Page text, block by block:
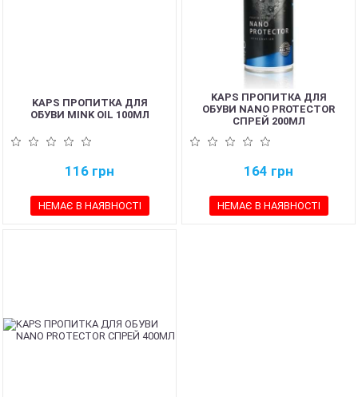
KAPS ПРОПИТКА ДЛЯ
ОБУВИ MINK OIL 100МЛ
116 грн
НЕМАЄ В НАЯВНОСТІ
KAPS ПРОПИТКА ДЛЯ
ОБУВИ NANO PROTECTOR
СПРЕЙ 200МЛ
164 грн
НЕМАЄ В НАЯВНОСТІ